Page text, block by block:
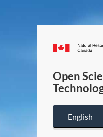
Open
English